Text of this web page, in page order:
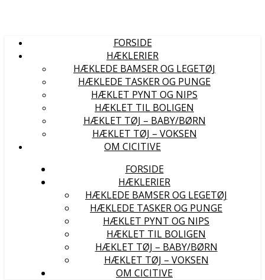
FORSIDE
HÆKLERIER
HÆKLEDE BAMSER OG LEGETØJ
HÆKLEDE TASKER OG PUNGE
HÆKLET PYNT OG NIPS
HÆKLET TIL BOLIGEN
HÆKLET TØJ – BABY/BØRN
HÆKLET TØJ – VOKSEN
OM CICITIVE
FORSIDE
HÆKLERIER
HÆKLEDE BAMSER OG LEGETØJ
HÆKLEDE TASKER OG PUNGE
HÆKLET PYNT OG NIPS
HÆKLET TIL BOLIGEN
HÆKLET TØJ – BABY/BØRN
HÆKLET TØJ – VOKSEN
OM CICITIVE